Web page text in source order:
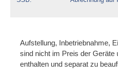
Aufstellung, Inbetriebnahme,
sind nicht im Preis der Geräte
enthalten und separat zu